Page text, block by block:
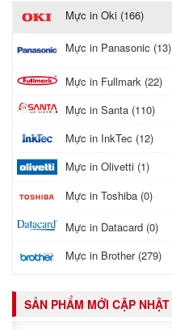
Mực in Oki (166)
Mực in Panasonic (13)
Mực in Fullmark (22)
Mực in Santa (110)
Mực in InkTec (12)
Mực in Olivetti (1)
Mực in Toshiba (0)
Mực in Datacard (0)
Mực in Brother (279)
SẢN PHẨM MỚI CẬP NHẬT